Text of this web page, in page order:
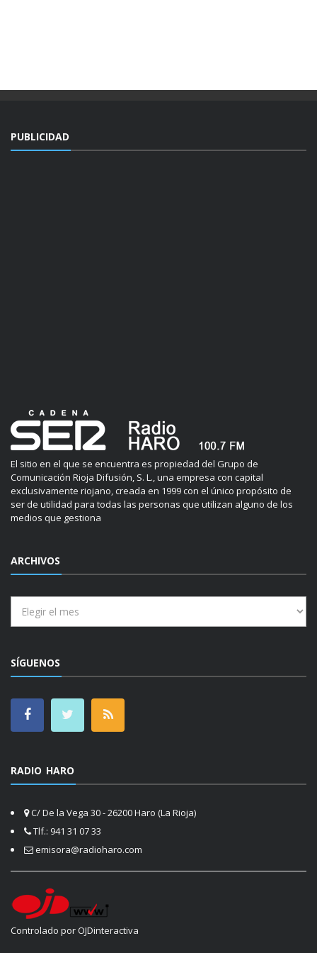
PUBLICIDAD
El sitio en el que se encuentra es propiedad del Grupo de
Comunicación Rioja Difusión, S. L., una empresa con capital
exclusivamente riojano, creada en 1999 con el único propósito de
ser de utilidad para todas las personas que utilizan alguno de los
medios que gestiona
ARCHIVOS
SÍGUENOS
RADIO HARO
C/ De la Vega 30 - 26200 Haro (La Rioja)
Tlf.: 941 31 07 33
emisora@radioharo.com
Controlado por OJDinteractiva